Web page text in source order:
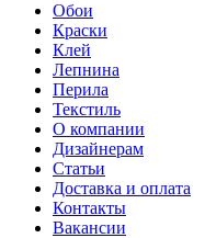
Обои
Краски
Клей
Лепнина
Перила
Текстиль
О компании
Дизайнерам
Статьи
Доставка и оплата
Контакты
Вакансии